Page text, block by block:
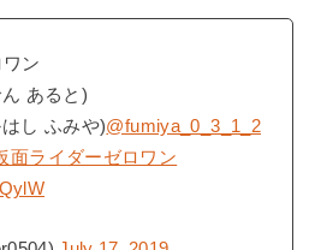
ン
あると)
し ふみや)@fumiya_0_3_1_2
面ライダーゼロワン